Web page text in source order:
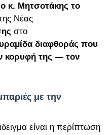
ο κ. Μητσοτάκης το
Νέας
στο
διαφθοράς που
κορυφή της ― τον
με την
είναι η περίπτωση